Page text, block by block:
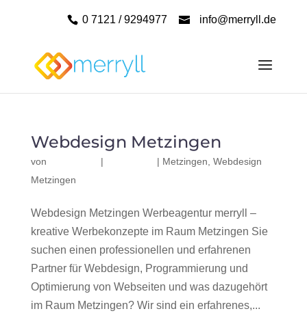
0 7121 / 9294977 info@merryll.de
Webdesign Metzingen
von | | Metzingen Webdesign
Metzingen
Webdesign Metzingen Werbeagentur merryll –
kreative Werbekonzepte im Raum Metzingen Sie
suchen einen professionellen und erfahrenen
Partner für Webdesign, Programmierung und
Optimierung von Webseiten und was dazugehört
im Raum Metzingen? Wir sind ein erfahrenes,...